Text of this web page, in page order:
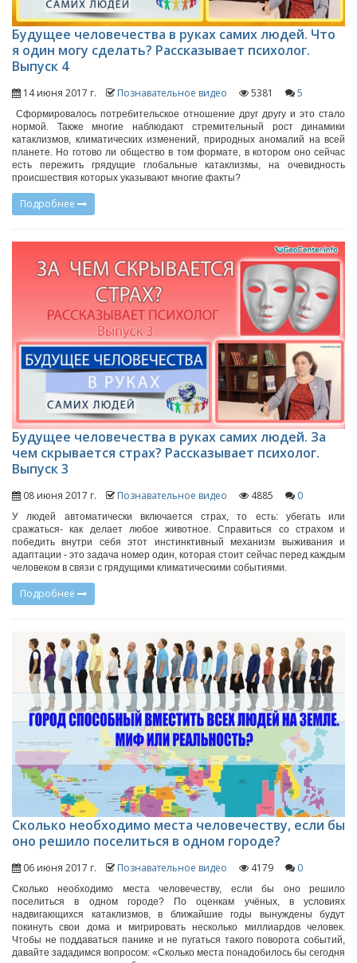
Будущее человечества в руках самих людей. Что
я один могу сделать? Рассказывает психолог.
Выпуск 4
14 июня 2017 г. Познавательное видео 5381 5
Сформировалось потребительское отношение друг другу и это стало
нормой. Также многие наблюдают стремительный рост динамики
катаклизмов, климатических изменений, природных аномалий на всей
планете. Но готово ли общество в том формате, в котором оно сейчас
есть пережить грядущие глобальные катаклизмы, на очевидность
происшествия которых указывают многие факты?
Подробнее
Будущее человечества в руках самих людей. За
чем скрывается страх? Рассказывает психолог.
Выпуск 3
08 июня 2017 г. Познавательное видео 4885 0
У людей автоматически включается страх, то есть: убегать или
сражаться- как делает любое животное. Справиться со страхом и
победить внутри себя этот инстинктивный механизм выживания и
адаптации - это задача номер один, которая стоит сейчас перед каждым
человеком в связи с грядущими климатическими событиями.
Подробнее
Сколько необходимо места человечеству, если бы
оно решило поселиться в одном городе?
06 июня 2017 г. Познавательное видео 4179 0
Сколько необходимо места человечеству, если бы оно решило
поселиться в одном городе? По оценкам учёных, в условиях
надвигающихся катаклизмов, в ближайшие годы вынуждены будут
покинуть свои дома и мигрировать несколько миллиардов человек.
Чтобы не поддаваться панике и не пугаться такого поворота событий,
давайте зададимся вопросом: «Сколько места понадобилось бы сегодня